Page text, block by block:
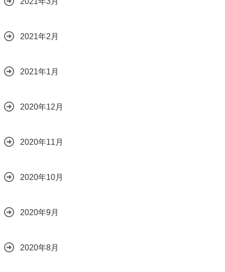
2021年2月
2021年1月
2020年12月
2020年11月
2020年10月
2020年9月
2020年8月